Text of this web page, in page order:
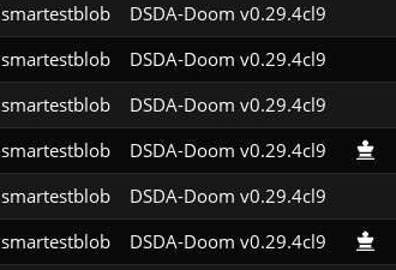
smartestblob DSDA-Doom v0.29.4cl9
smartestblob DSDA-Doom v0.29.4cl9
smartestblob DSDA-Doom v0.29.4cl9
smartestblob DSDA-Doom v0.29.4cl9
smartestblob DSDA-Doom v0.29.4cl9
smartestblob DSDA-Doom v0.29.4cl9